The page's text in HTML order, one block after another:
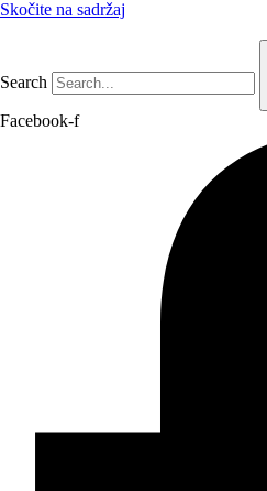
Skočite na sadržaj
Search
Facebook-f